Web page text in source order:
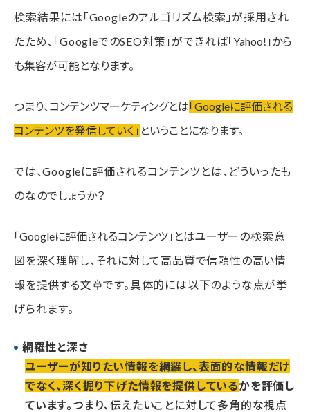
検索結果には「Googleのアルゴリズム検索」が採用され
たため、「GoogleでのSEO対策」ができれば「Yahoo!」から
も集客が可能となります。
つまり、コンテンツマーケティングとは「Googleに評価される
コンテンツを発信していく」 ということになります。
では、Googleに評価されるコンテンツとは、どういったも
のなのでしょうか？
「Googleに評価されるコンテンツ」とはユーザーの検索意
図を深く理解し、それに対して高品質で信頼性の高い情
報を提供する文章です。具体的には以下のような点が挙
げられます。
網羅性と深さ
ユーザーが知りたい情報を網羅し、表面的な情報だけ
でなく、深く掘り下げた情報を提供しているかを評価し
ています。 つまり、伝えたいことに対して多角的な視点